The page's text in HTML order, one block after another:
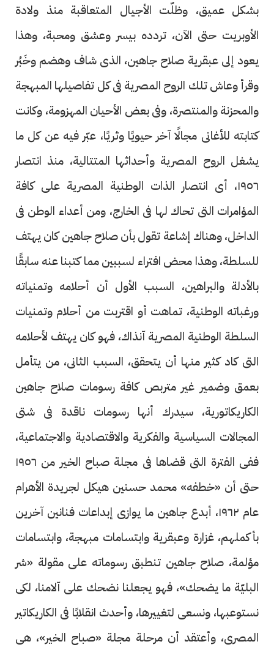
بشكل عميق، وظلّت الأجيال المتعاقبة منذ ولادة
الأوبريت حتى الآن، تردده بيسر وعشق ومحبة، وهذا
يعود إلى عبقرية صلاح جاهين، الذى شاف وهضم وخَبُر
وقرأ وعاش تلك الروح المصرية فى كل تفاصيلها المبهجة
والمحزنة والمنتصرة، وفى بعض الأحيان المهزومة، وكانت
كتابته للأغانى مجالًا آخر حيويًا وثريًا، عبّر فيه عن كل ما
يشغل الروح المصرية وأحداثها المتتالية، منذ انتصار
١٩٥٦، أى انتصار الذات الوطنية المصرية على كافة
المؤامرات التى تحاك لها فى الخارج، ومن أعداء الوطن فى
الداخل، وهناك إشاعة تقول بأن صلاح جاهين كان يهتف
للسلطة، وهذا محض افتراء لسببين مما كتبنا عنه سابقًا
بالأدلة والبراهين، السبب الأول أن أحلامه وتمنياته
ورغباته الوطنية، تماهت أو اقتربت من أحلام وتمنيات
السلطة الوطنية المصرية آنذاك، فهو كان يهتف لأحلامه
التى كاد كثير منها أن يتحقق، السبب الثانى، من يتأمل
بعمق وضمير غير متربص كافة رسومات صلاح جاهين
الكاريكاتورية، سيدرك أنها رسومات ناقدة فى شتى
المجالات السياسية والفكرية والاقتصادية والاجتماعية،
ففى الفترة التى قضاها فى مجلة صباح الخير من ١٩٥٦
حتى أن «خطفه» محمد حسنين هيكل لجريدة الأهرام
عام ١٩٦٢، أبدع جاهين ما يوازى إبداعات فنانين آخرين
بأكملهم، غزارة وعبقرية وابتسامات مبهجة، وابتسامات
مؤلمة، صلاح جاهين تنطبق رسوماته على مقولة «شر
البليّة ما يضحك»، فهو يجعلنا نضحك على آلامنا، لكى
نستوعبها، ونسعى لتغييرها، وأحدث انقلابًا فى الكاريكاتير
المصرى، وأعتقد أن مرحلة مجلة «صباح الخير»، هى